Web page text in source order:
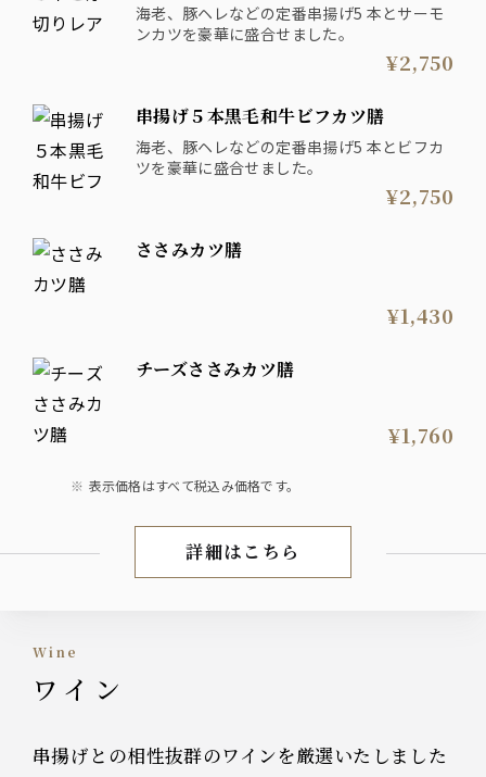
海老、豚ヘレなどの定番串揚げ5 本とサーモ
ンカツを豪華に盛合せました。
¥2,750
串揚げ５本黒毛和牛ビフカツ膳
海老、豚ヘレなどの定番串揚げ5 本とビフカ
ツを豪華に盛合せました。
¥2,750
ささみカツ膳
¥1,430
チーズささみカツ膳
¥1,760
表示価格はすべて税込み価格です。
ランチ
詳細はこちら
wine
ワイン
串揚げとの相性抜群のワインを厳選いたしました